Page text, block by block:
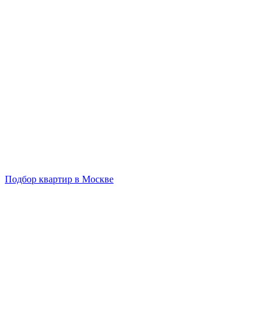
Подбор квартир в Москве